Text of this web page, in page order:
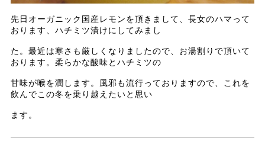
先日オーガニック国産レモンを頂きまして、長女のハマって
おります、ハチミツ漬けにしてみまし
た。最近は寒さも厳しくなりましたので、お湯割りで頂いて
おります。柔らかな酸味とハチミツの
甘味が喉を潤します。風邪も流行っておりますので、これを
飲んでこの冬を乗り越えたいと思い
ます。